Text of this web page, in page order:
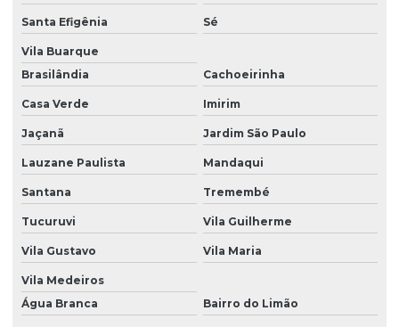
Santa Efigênia Sé
Vila Buarque
Brasilândia
Cachoeirinha
Casa Verde Imirim
Jaçanã Jardim São Paulo
Lauzane Paulista Mandaqui
Santana Tremembé
Tucuruvi Vila Guilherme
Vila Gustavo Vila Maria
Vila Medeiros
Água Branca
Bairro do Limão